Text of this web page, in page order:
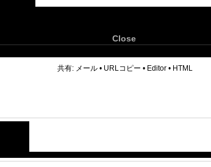
Close
共有: メール • URLコピー • Editor • HTML